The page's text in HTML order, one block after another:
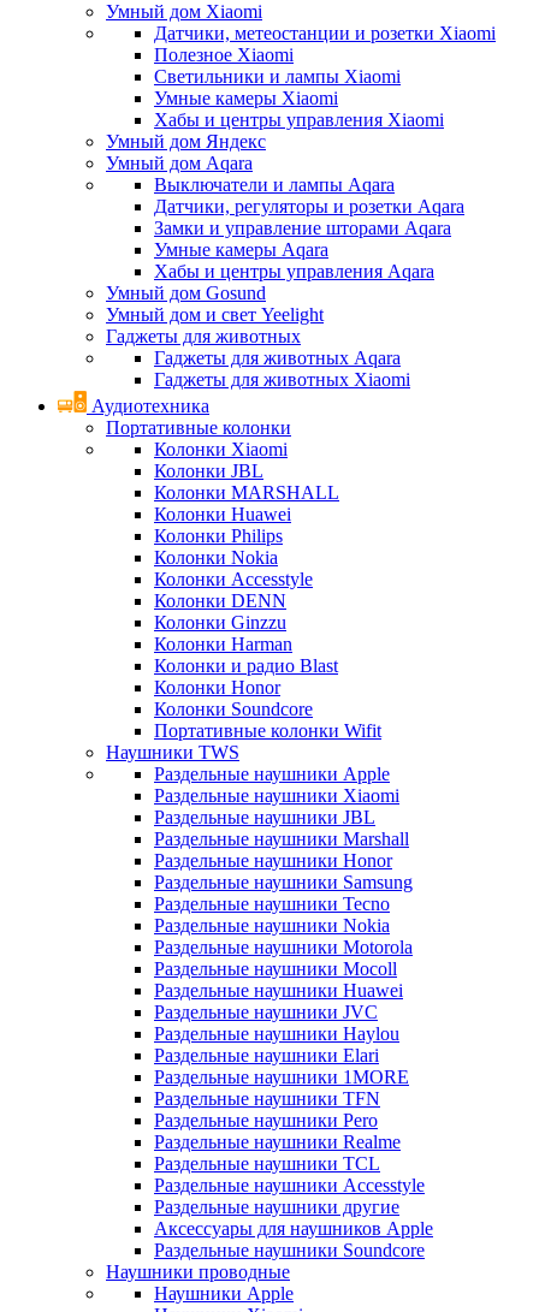
Умный дом Xiaomi
Датчики, метеостанции и розетки Xiaomi
Полезное Xiaomi
Светильники и лампы Xiaomi
Умные камеры Xiaomi
Хабы и центры управления Xiaomi
Умный дом Яндекс
Умный дом Aqara
Выключатели и лампы Aqara
Датчики, регуляторы и розетки Aqara
Замки и управление шторами Aqara
Умные камеры Aqara
Хабы и центры управления Aqara
Умный дом Gosund
Умный дом и свет Yeelight
Гаджеты для животных
Гаджеты для животных Aqara
Гаджеты для животных Xiaomi
Аудиотехника
Портативные колонки
Колонки Xiaomi
Колонки JBL
Колонки MARSHALL
Колонки Huawei
Колонки Philips
Колонки Nokia
Колонки Accesstyle
Колонки DENN
Колонки Ginzzu
Колонки Harman
Колонки и радио Blast
Колонки Honor
Колонки Soundcore
Портативные колонки Wifit
Наушники TWS
Раздельные наушники Apple
Раздельные наушники Xiaomi
Раздельные наушники JBL
Раздельные наушники Marshall
Раздельные наушники Honor
Раздельные наушники Samsung
Раздельные наушники Tecno
Раздельные наушники Nokia
Раздельные наушники Motorola
Раздельные наушники Mocoll
Раздельные наушники Huawei
Раздельные наушники JVC
Раздельные наушники Haylou
Раздельные наушники Elari
Раздельные наушники 1MORE
Раздельные наушники TFN
Раздельные наушники Pero
Раздельные наушники Realme
Раздельные наушники TCL
Раздельные наушники Accesstyle
Раздельные наушники другие
Аксессуары для наушников Apple
Раздельные наушники Soundcore
Наушники проводные
Наушники Apple